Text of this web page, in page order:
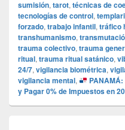
sumisión, tarot, técnicas de
tecnologías de control,
forzado, trabajo infantil, tráfico
transhumanismo,
trauma colectivo, trauma
ritual, trauma ritual satánico,
24/7, vigilancia biométrica,
vigilancia mental,
y Pagar 0% de Impuestos en